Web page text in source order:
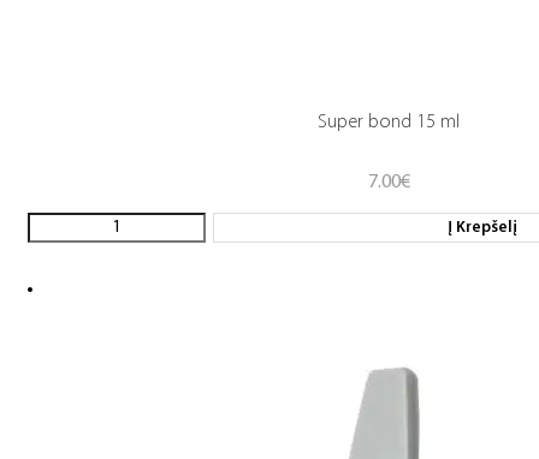
Super bond 15 ml
7.00€
Į Krepšelį